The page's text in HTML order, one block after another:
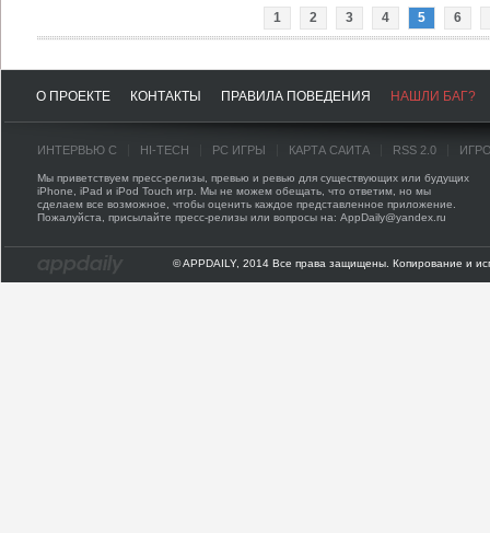
1 2 3 4 5 6
О ПРОЕКТЕ КОНТАКТЫ ПРАВИЛА ПОВЕДЕНИЯ НАШЛИ БАГ?
ИНТЕРВЬЮ С HI-TECH PC ИГРЫ КАРТА САЙТА RSS 2.0
Мы приветствуем пресс-релизы, превью и ревью для существующих или будущих
iPhone, iPad и iPod Touch игр. Мы не можем обещать, что ответим, но мы
сделаем все возможное, чтобы оценить каждое представленное приложение.
Пожалуйста, присылайте пресс-релизы или вопросы на: AppDaily@yandex.ru
© APPDAILY, 2014 Все права защищены. Копирование и